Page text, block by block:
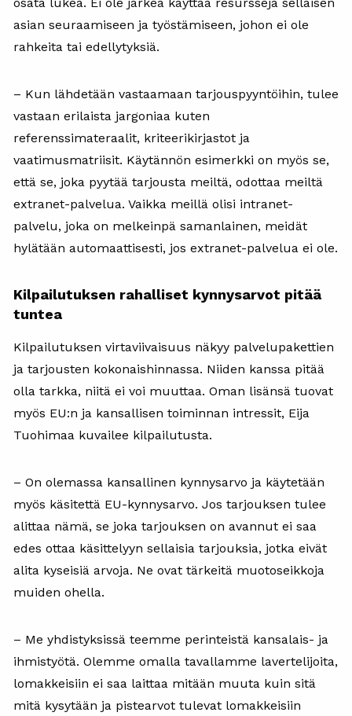
osata lukea. Ei ole järkeä käyttää resursseja sellaisen
asian seuraamiseen ja työstämiseen, johon ei ole
rahkeita tai edellytyksiä.
– Kun lähdetään vastaamaan tarjouspyyntöihin, tulee
vastaan erilaista jargoniaa kuten
referenssimateraalit, kriteerikirjastot ja
vaatimusmatriisit. Käytännön esimerkki on myös se,
että se, joka pyytää tarjousta meiltä, odottaa meiltä
extranet-palvelua. Vaikka meillä olisi intranet-
palvelu, joka on melkeinpä samanlainen, meidät
hylätään automaattisesti, jos extranet-palvelua ei ole.
Kilpailutuksen rahalliset kynnysarvot pitää
tuntea
Kilpailutuksen virtaviivaisuus näkyy palvelupakettien
ja tarjousten kokonaishinnassa. Niiden kanssa pitää
olla tarkka, niitä ei voi muuttaa. Oman lisänsä tuovat
myös EU:n ja kansallisen toiminnan intressit, Eija
Tuohimaa kuvailee kilpailutusta.
– On olemassa kansallinen kynnysarvo ja käytetään
myös käsitettä EU-kynnysarvo. Jos tarjouksen tulee
alittaa nämä, se joka tarjouksen on avannut ei saa
edes ottaa käsittelyyn sellaisia tarjouksia, jotka eivät
alita kyseisiä arvoja. Ne ovat tärkeitä muotoseikkoja
muiden ohella.
– Me yhdistyksissä teemme perinteistä kansalais- ja
ihmistyötä. Olemme omalla tavallamme lavertelijoita,
lomakkeisiin ei saa laittaa mitään muuta kuin sitä
mitä kysytään ja pistearvot tulevat lomakkeisiin